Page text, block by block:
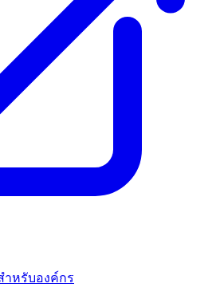
ำหรับองค์กร